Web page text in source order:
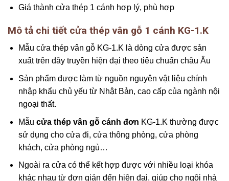
Giá thành cửa thép 1 cánh hợp lý, phù hợp
Mô tả chi tiết cửa thép vân gỗ 1 cánh KG-1.K
Mẫu cửa thép vân gỗ KG-1.K là dòng cửa được sản
xuất trên dây truyền hiện đại theo tiêu chuẩn châu Âu
Sản phẩm được làm từ nguồn nguyên vật liệu chính
nhập khẩu chủ yếu từ Nhật Bản, cao cấp của ngành nội
ngoại thất.
Mẫu cửa thép vân gỗ cánh đơn KG-1.K thường được
sử dụng cho cửa đi, cửa thông phòng, cửa phòng
khách, cửa phòng ngủ…
Ngoài ra cửa có thể kết hợp được với nhiều loại khóa
khác nhau từ đơn giản đến hiện đại, giúp cho ngôi nhà